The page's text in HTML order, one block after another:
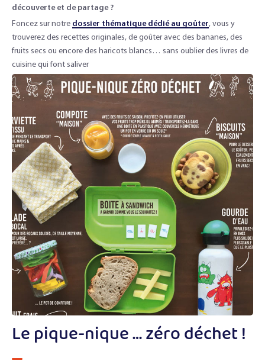
découverte et de partage ?
Foncez sur notre dossier thématique dédié au goûter, vous y
trouverez des recettes originales, de goûter avec des bananes, des
fruits secs ou encore des haricots blancs… sans oublier des livres de
cuisine qui font saliver
Le pique-nique … zéro déchet !